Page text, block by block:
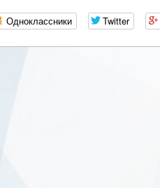
Одноклассники Twitter